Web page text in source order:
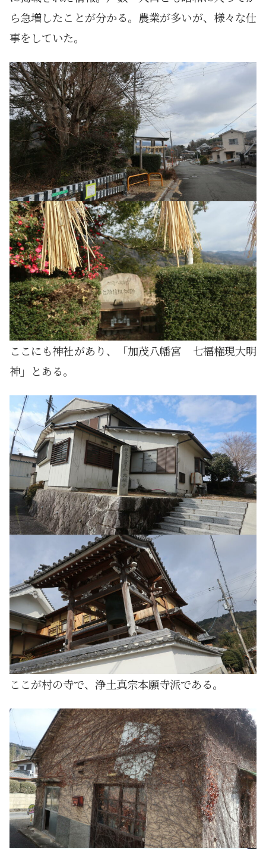
ら急増したことが分かる。農業が多いが、様々な仕
事をしていた。
ここにも神社があり、「加茂八幡宮 七福権現大明
神」とある。
ここが村の寺で、浄土真宗本願寺派である。